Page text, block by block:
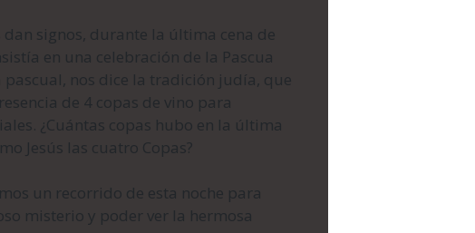
dan signos, durante la última cena de
en una celebración de la Pascua
pascual, nos dice la tradición judía, que
de 4 copas de vino para
¿Cuántas copas hubo en la última
Jesús las cuatro Copas?
un recorrido de esta noche para
misterio y poder ver la hermosa